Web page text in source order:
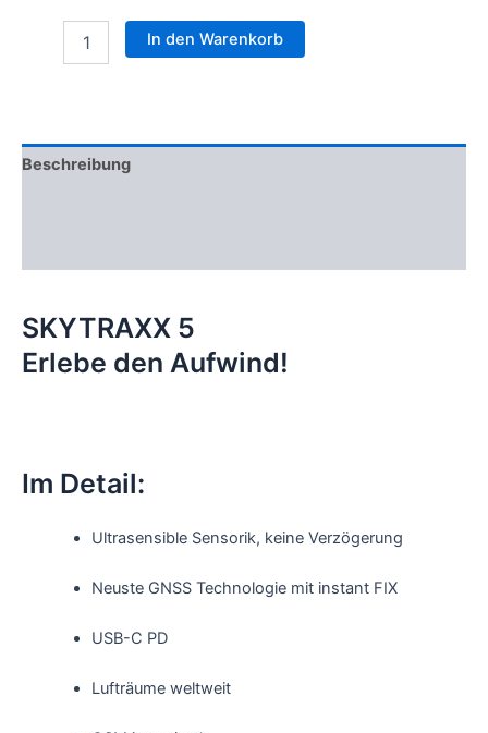
In den Warenkorb
Beschreibung
SKYTRAXX 5
Erlebe den Aufwind!
Im Detail:
Ultrasensible Sensorik, keine Verzögerung
Neuste GNSS Technologie mit instant FIX
USB-C PD
Lufträume weltweit